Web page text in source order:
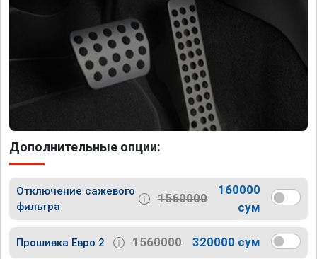
Дополнительные опции:
Отключение сажевого
фильтра
1560000
160000
сум
Прошивка Евро 2 1560000 320000 сум